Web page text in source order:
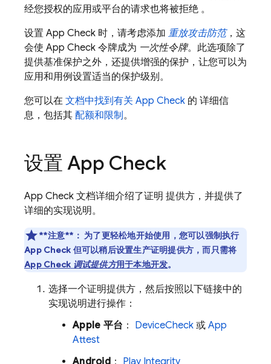
经您授权的应用或平台的请求也将被拒绝 。
设置 App Check 时，请考虑添加 重放攻击防范，这
会使 App Check 令牌成为 一次性令牌。此选项除了
提供基准保护之外，还提供增强的保护，让您可以为
应用和用例设置适当的保护级别。
您可以在 文档中找到有关 App Check 的 详细信
息，包括其 配额和限制。
设置 App Check
App Check 文档详细介绍了证明 提供方，并提供了
详细的实现说明。
**注意**： 为了更轻松地开始使用，您可以强制执行
App Check 但可以稍后设置生产证明提供方，而只需将
App Check 调试提供方用于本地开发。
选择一个证明提供方，然后按照以下链接中的
实现说明进行操作：
Apple 平台 ： DeviceCheck 或 App
Attest
Android ： Play Integrity